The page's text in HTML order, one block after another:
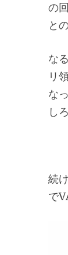
の
と
な
リ
な
し
続
で